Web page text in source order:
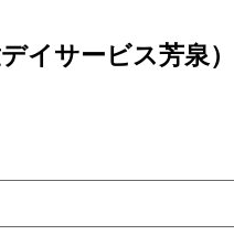
サービス芳泉）